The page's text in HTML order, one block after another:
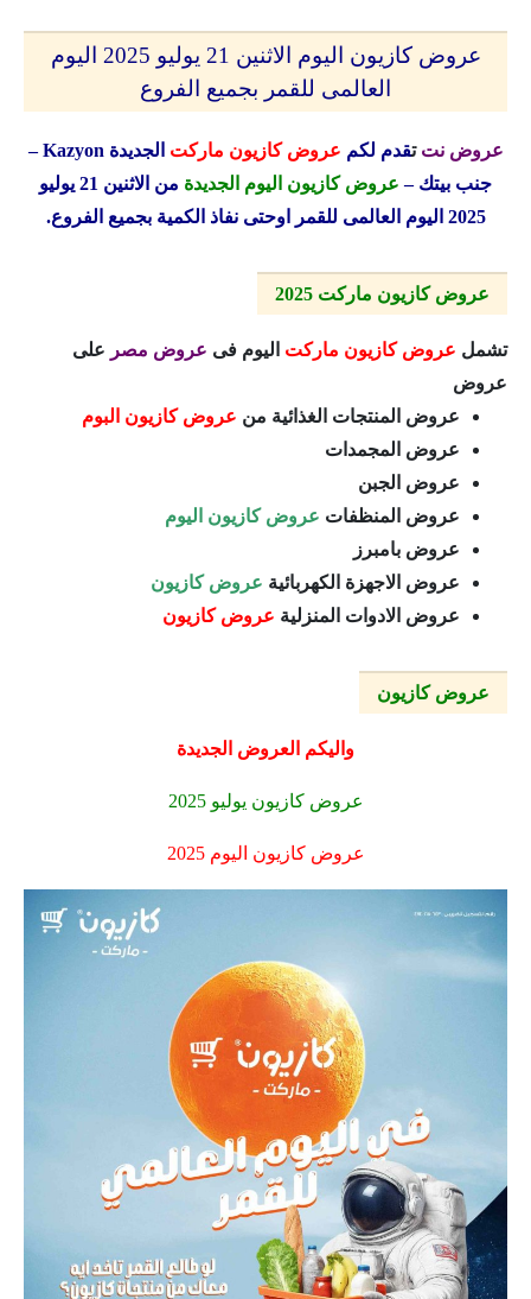
عروض كازيون اليوم الاثنين 21 يوليو 2025 اليوم
العالمى للقمر بجميع الفروع
عروض نت تقدم لكم عروض كازيون ماركت الجديدة Kazyon
–
جنب بيتك – عروض كازيون اليوم الجديدة
من الاثنين 21 يوليو
2025 اليوم العالمى للقمر اوحتى نفاذ الكمية بجميع الفروع.
عروض كازيون ماركت 2025
تشمل عروض كازيون ماركت اليوم فى عروض مصر على
عروض
عروض المنتجات الغذائية من عروض كازيون البوم
عروض المجمدات
عروض الجبن
عروض المنظفات عروض كازيون اليوم
عروض بامبرز
عروض الاجهزة الكهربائية عروض كازيون
عروض الادوات المنزلية عروض كازيون
عروض كازيون
واليكم العروض الجديدة
عروض كازيون يوليو 2025
عروض كازيون اليوم 2025